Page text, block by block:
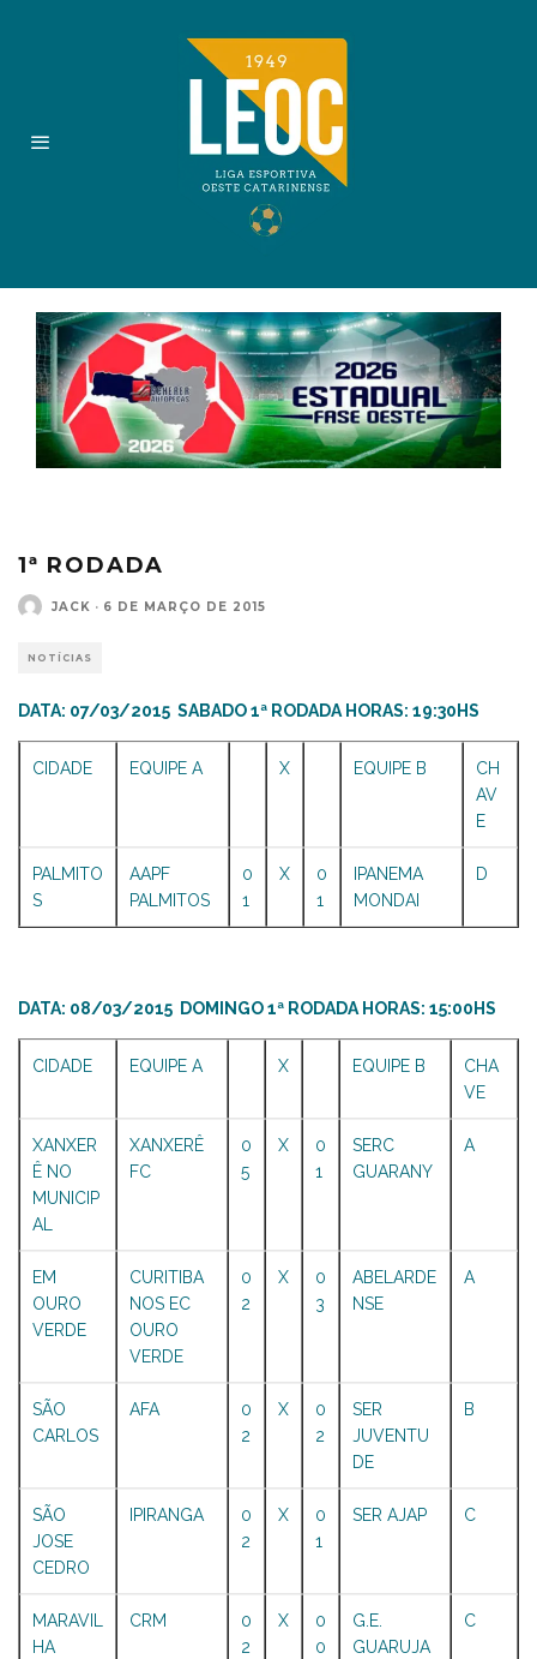
1ª RODADA
JACK · 6 DE MARÇO DE 2015
NOTÍCIAS
DATA: 07/03/2015 SABADO 1ª RODADA HORAS: 19:30HS
CIDADE EQUIPE A X EQUIPE B
CH
AV
E
PALMITO
S
AAPF
PALMITOS
0
1
X
0
1
IPANEMA
MONDAI
D
DATA: 08/03/2015 DOMINGO 1ª RODADA HORAS: 15:00HS
CIDADE EQUIPE A X EQUIPE B
CHA
VE
XANXER
Ê NO
MUNICIP
AL
XANXERÊ
FC
0
5
X
0
1
SERC
GUARANY
A
EM
OURO
VERDE
CURITIBA
NOS EC
OURO
VERDE
0
2
X
0
3
ABELARDE
NSE
A
SÃO
CARLOS
AFA
0
2
X
0
2
SER
JUVENTU
DE
B
SÃO
JOSE
CEDRO
IPIRANGA
0
2
X
0
1
SER AJAP C
MARAVIL
HA
CRM
0
2
X
0
0
G.E.
GUARUJA
C